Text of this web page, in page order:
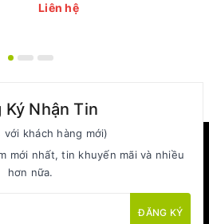
Liên hệ
Ký Nhận Tin
với khách hàng mới)
mới nhất, tin khuyến mãi và nhiều
hơn nữa.
ĐĂNG KÝ